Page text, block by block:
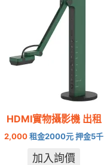
HDMI實物攝影機 出租
2,000租金2000元 押金5千
加入詢價